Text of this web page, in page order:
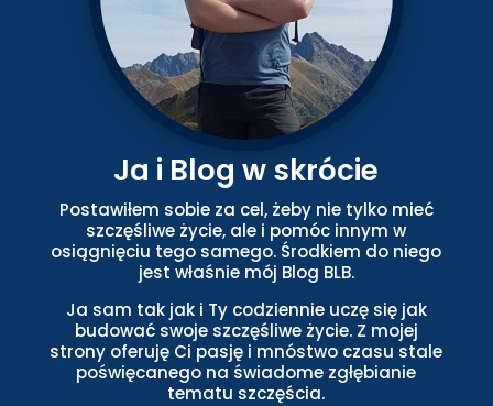
Ja i Blog w skrócie
Postawiłem sobie za cel, żeby nie tylko mieć
szczęśliwe życie, ale i pomóc innym w
osiągnięciu tego samego. Środkiem do niego
jest właśnie mój Blog BLB.
Ja sam tak jak i Ty codziennie uczę się jak
budować swoje szczęśliwe życie. Z mojej
strony oferuję Ci pasję i mnóstwo czasu stale
poświęcanego na świadome zgłębianie
tematu szczęścia.